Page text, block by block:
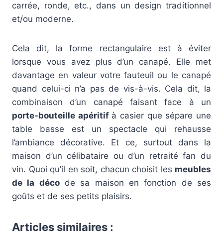
carrée, ronde, etc., dans un design traditionnel
et/ou moderne.
Cela dit, la forme rectangulaire est à éviter
lorsque vous avez plus d’un canapé. Elle met
davantage en valeur votre fauteuil ou le canapé
quand celui-ci n’a pas de vis-à-vis. Cela dit, la
combinaison d’un canapé faisant face à un
porte-bouteille apéritif à casier que sépare une
table basse est un spectacle qui rehausse
l’ambiance décorative. Et ce, surtout dans la
maison d’un célibataire ou d’un retraité fan du
vin. Quoi qu’il en soit, chacun choisit les meubles
de la décode sa maison en fonction de ses
goûts et de ses petits plaisirs.
Articles similaires :